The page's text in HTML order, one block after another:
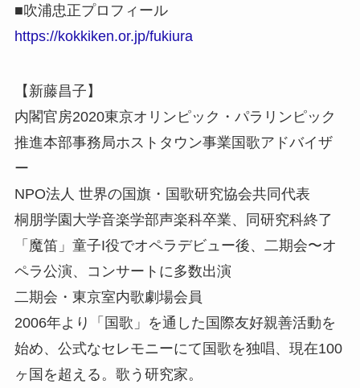
■吹浦忠正プロフィール
https://kokkiken.or.jp/fukiura
【新藤昌子】
内閣官房2020東京オリンピック・パラリンピック
推進本部事務局ホストタウン事業国歌アドバイザ
ー
NPO法人 世界の国旗・国歌研究協会共同代表
桐朋学園大学音楽学部声楽科卒業、同研究科終了
「魔笛」童子I役でオペラデビュー後、二期会〜オ
ペラ公演、コンサートに多数出演
二期会・東京室内歌劇場会員
2006年より「国歌」を通した国際友好親善活動を
始め、公式なセレモニーにて国歌を独唱、現在100
ヶ国を超える。歌う研究家。